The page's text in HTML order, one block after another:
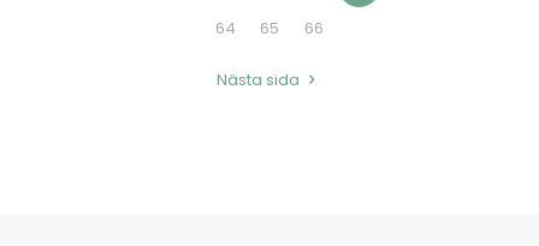
64
65 66
Nästa sida